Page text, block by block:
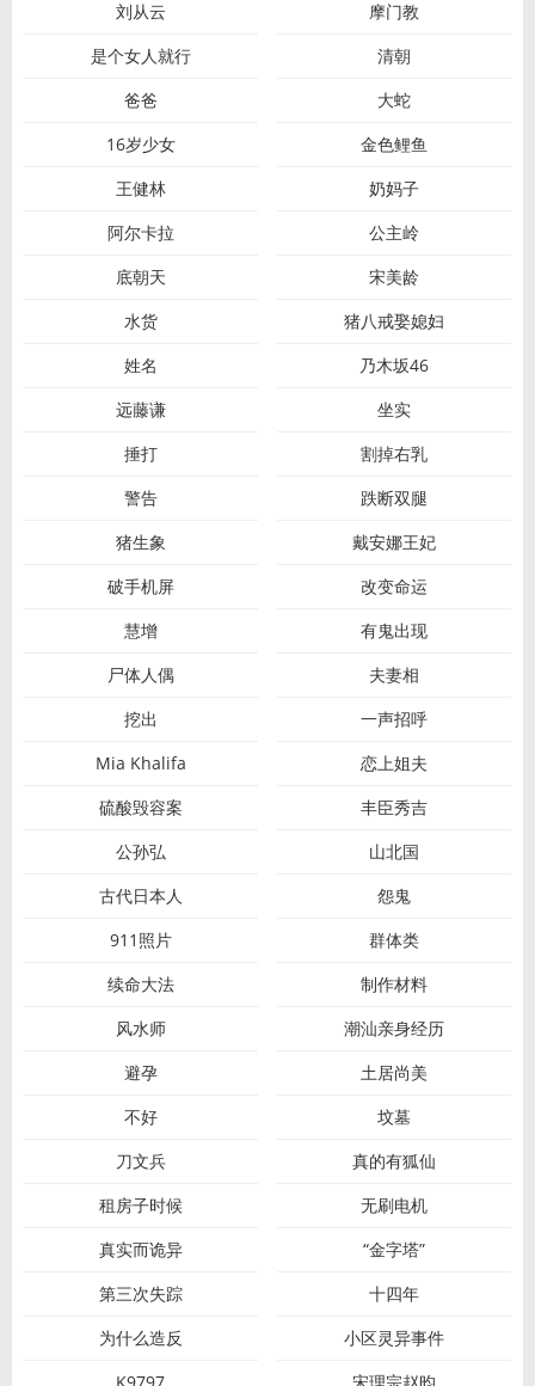
刘从云
摩门教
是个女人就行
清朝
爸爸
大蛇
16岁少女
金色鲤鱼
王健林
奶妈子
阿尔卡拉
公主岭
底朝天
宋美龄
水货
猪八戒娶媳妇
姓名
乃木坂46
远藤谦
坐实
捶打
割掉右乳
警告
跌断双腿
猪生象
戴安娜王妃
破手机屏
改变命运
慧增
有鬼出现
尸体人偶
夫妻相
挖出
一声招呼
Mia Khalifa
恋上姐夫
硫酸毁容案
丰臣秀吉
公孙弘
山北国
古代日本人
怨鬼
911照片
群体类
续命大法
制作材料
风水师
潮汕亲身经历
避孕
土居尚美
不好
坟墓
刀文兵
真的有狐仙
租房子时候
无刷电机
真实而诡异
“金字塔”
第三次失踪
十四年
为什么造反
小区灵异事件